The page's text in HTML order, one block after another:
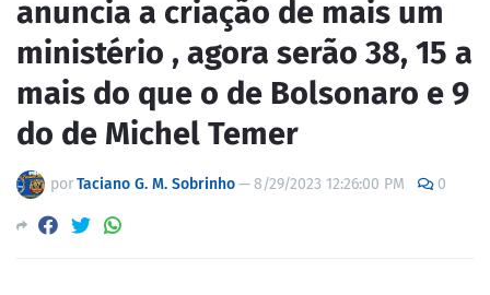
anuncia a criação de mais um
ministério , agora serão 38, 15 a
mais do que o de Bolsonaro e 9
do de Michel Temer
porTaciano G. M. Sobrinho—8/29/2023 12:26:00 PM 0